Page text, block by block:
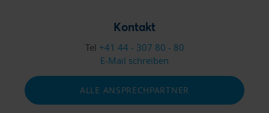
Kontakt
Tel +41 44 - 307 80 - 80
E-Mail schreiben
ALLE ANSPRECHPARTNER